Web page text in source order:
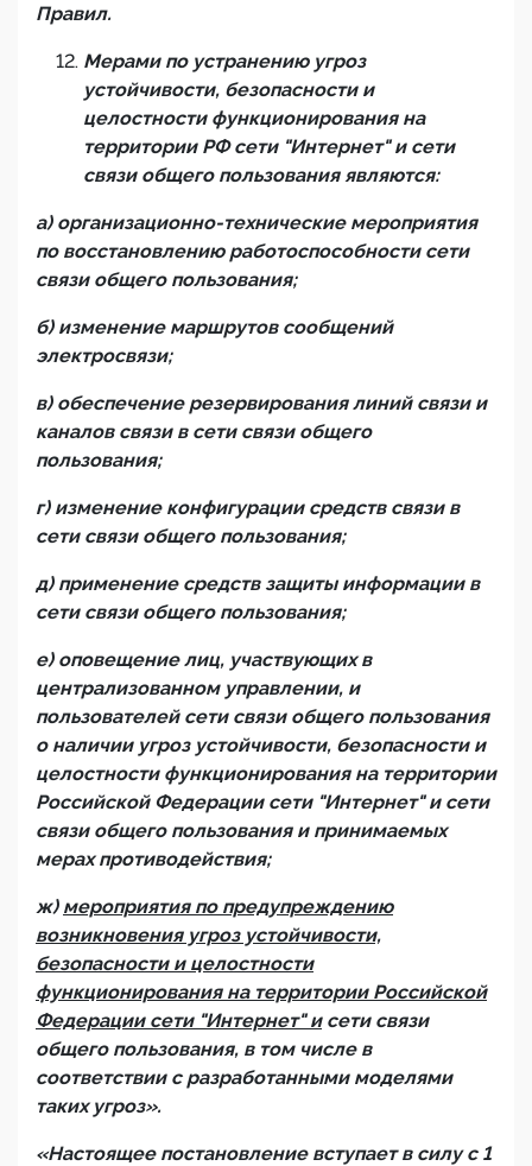
Правил.
Мерами по устранению угроз
устойчивости, безопасности и
целостности функционирования на
территории РФ сети "Интернет" и сети
связи общего пользования являются:
а) организационно-технические мероприятия
по восстановлению работоспособности сети
связи общего пользования;
б) изменение маршрутов сообщений
электросвязи;
в) обеспечение резервирования линий связи и
каналов связи в сети связи общего
пользования;
г) изменение конфигурации средств связи в
сети связи общего пользования;
д) применение средств защиты информации в
сети связи общего пользования;
е) оповещение лиц, участвующих в
централизованном управлении, и
пользователей сети связи общего пользования
о наличии угроз устойчивости, безопасности и
целостности функционирования на территории
Российской Федерации сети "Интернет" и сети
связи общего пользования и принимаемых
мерах противодействия;
ж) мероприятия по предупреждению
возникновения угроз устойчивости,
безопасности и целостности
функционирования на территории Российской
Федерации сети "Интернет" исети связи
общего пользования, в том числе в
соответствии с разработанными моделями
таких угроз».
«Настоящее постановление вступает в силу с 1